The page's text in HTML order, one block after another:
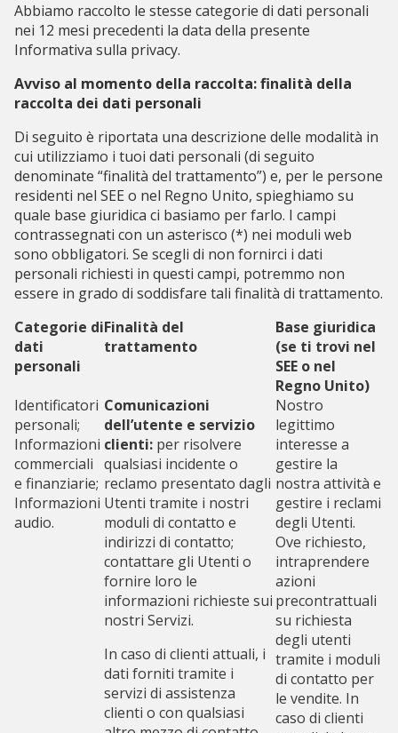
Abbiamo raccolto le stesse categorie di dati personali
nei 12 mesi precedenti la data della presente
Informativa sulla privacy.
Avviso al momento della raccolta: finalità della
raccolta dei dati personali
Di seguito è riportata una descrizione delle modalità in
cui utilizziamo i tuoi dati personali (di seguito
denominate “finalità del trattamento”) e, per le persone
residenti nel SEE o nel Regno Unito, spieghiamo su
quale base giuridica ci basiamo per farlo. I campi
contrassegnati con un asterisco (*) nei moduli web
sono obbligatori. Se scegli di non fornirci i dati
personali richiesti in questi campi, potremmo non
essere in grado di soddisfare tali finalità di trattamento.
Categorie di
dati
personali
Finalità del
trattamento
Base giuridica
(se ti trovi nel
SEE o nel
Regno Unito)
Identificatori
personali;
Informazioni
commerciali
e finanziarie;
Informazioni
audio.
Comunicazioni
dell’utente e servizio
clienti: per risolvere
qualsiasi incidente o
reclamo presentato dagli
Utenti tramite i nostri
moduli di contatto e
indirizzi di contatto;
contattare gli Utenti o
fornire loro le
informazioni richieste sui
nostri Servizi.
In caso di clienti attuali, i
dati forniti tramite i
servizi di assistenza
clienti o con qualsiasi
Nostro
legittimo
interesse a
gestire la
nostra attività e
gestire i reclami
degli Utenti.
Ove richiesto,
intraprendere
azioni
precontrattuali
su richiesta
degli utenti
tramite i moduli
di contatto per
le vendite. In
caso di clienti